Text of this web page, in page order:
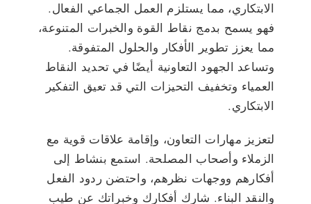
الابتكاري، مما يستلزم العمل الجماعي الفعال.
فهو يسمح بدمج نقاط القوة والخبرات المتنوعة،
مما يعزز تطوير الأفكار والحلول المتفوقة.
وتساعد الجهود التعاونية أيضًا في تحديد النقاط
العمياء وتخفيف التحيزات التي قد تعيق التفكير
الابتكاري.
لتعزيز مهارات التعاون، وإقامة علاقات قوية مع
الزملاء وأصحاب المصلحة. استمع بنشاط إلى
أفكارهم ووجهات نظرهم، واحتضن ردود الفعل
والنقد البناء. شارك أفكارك وخبراتك عن طيب